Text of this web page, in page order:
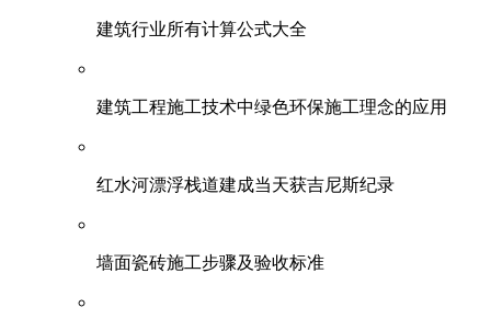
建筑行业所有计算公式大全
建筑工程施工技术中绿色环保施工理念的应用
红水河漂浮栈道建成当天获吉尼斯纪录
墙面瓷砖施工步骤及验收标准